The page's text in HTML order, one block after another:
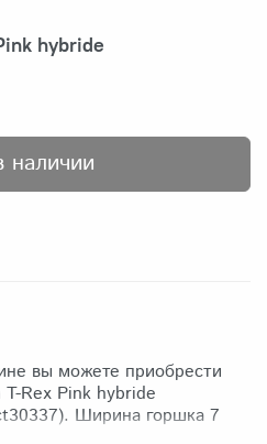
hybride
наличии
вы можете приобрести
T-Rex Pink hybride
Ширина горшка 7